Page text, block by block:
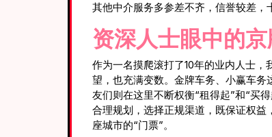
其他中介服务多参差不齐，信誉较差，
资深人士眼中的
作为一名摸爬滚打了10年的业内人士
望，也充满变数。金牌车务、小赢车
友们则在这里不断权衡“租得起”和“买
合理规划，选择正规渠道，既保证权
座城市的“门票”。